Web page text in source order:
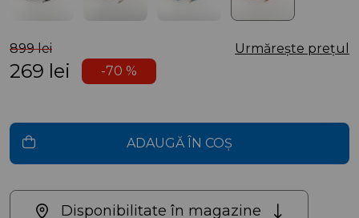
899 lei Urmărește prețul
269 lei -70 %
ADAUGĂ ÎN COȘ
Disponibilitate în magazine